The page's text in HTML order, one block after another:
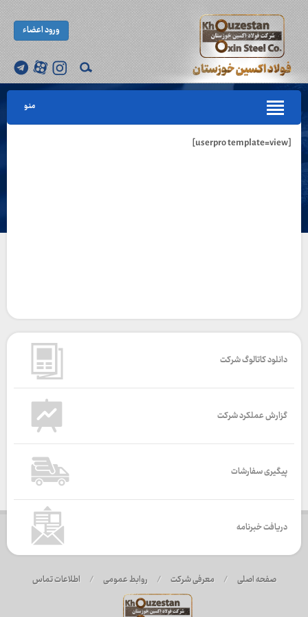
ورود اعضاء
منو
[userpro template=view]
دانلود کاتالوگ شرکت
گزارش عملکرد شرکت
پیگیری سفارشات
دریافت خبرنامه
صفحه اصلی / معرفی شرکت / روابط عمومی / اطلاعات تماس